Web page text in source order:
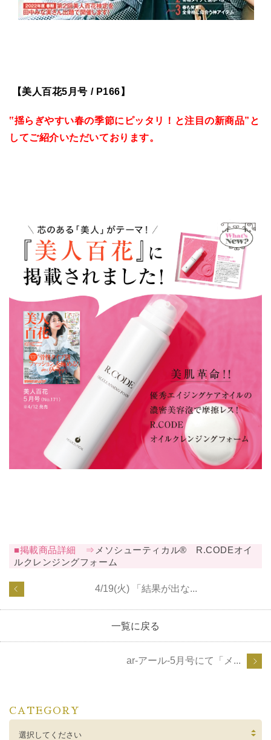
【美人百花5月号 / P166】
‟揺らぎやすい春の季節にピッタリ！と注目の新商品”と
してご紹介いただいております。
■掲載商品詳細 ⇒ メソシューティカル® R.CODEオイ
ルクレンジングフォーム
4/19(火) 「結果が出な...
一覧に戻る
ar-アール-5月号にて「メ...
CATEGORY
選択してください